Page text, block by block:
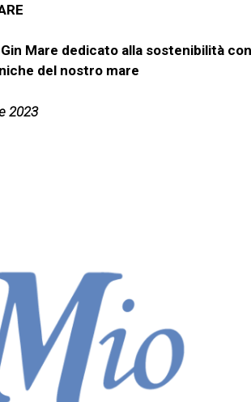
Mare dedicato alla sostenibilità
del nostro mare
2023